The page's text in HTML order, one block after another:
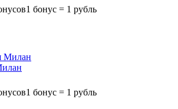
1 бонус = 1 рубль
1 бонус = 1 рубль